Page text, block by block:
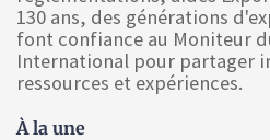
130 ans, des générations
font confiance au Moniteur
International pour partager
ressources et expériences.
À la une